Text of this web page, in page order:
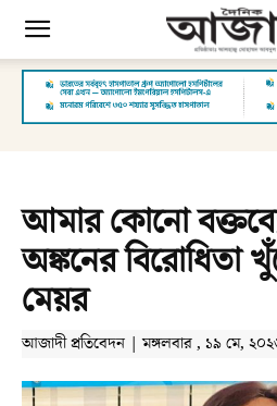
আমার কোনো বক্তব্যে
অঙ্কনের বিরোধিতা
মেয়র
আজাদী প্রতিবেদন | মঙ্গলবার , ১৯ মে,